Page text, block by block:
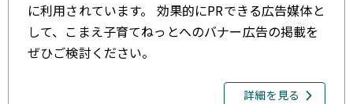
に利用されています。 効果的にPRできる広告媒体と
して、こまえ子育てねっとへのバナー広告の掲載を
ぜひご検討ください。
詳細を見る